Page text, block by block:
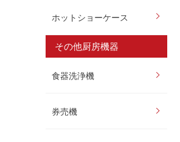
ホットショーケース
その他厨房機器
食器洗浄機
券売機